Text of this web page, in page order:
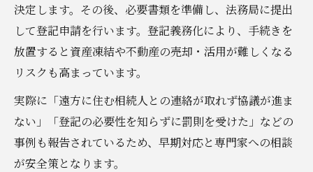
決定します。その後、必要書類を準備し、法務局に提出
して登記申請を行います。登記義務化により、手続きを
放置すると資産凍結や不動産の売却・活用が難しくなる
リスクも高まっています。
実際に「遠方に住む相続人との連絡が取れず協議が進ま
ない」「登記の必要性を知らずに罰則を受けた」などの
事例も報告されているため、早期対応と専門家への相談
が安全策となります。